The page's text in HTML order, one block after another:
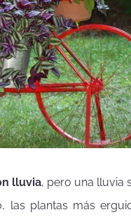
lluvia, pero una lluvia
las plantas más